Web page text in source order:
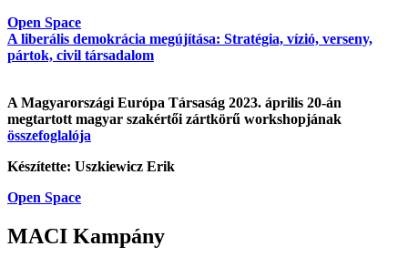
Open Space
A liberális demokrácia megújítása: Stratégia, vízió, verseny,
pártok, civil társadalom
A Magyarországi Európa Társaság 2023. április 20-án
megtartott magyar szakértői zártkörű workshopjának
összefoglalója
Készítette: Uszkiewicz Erik
Open Space
MACI Kampány